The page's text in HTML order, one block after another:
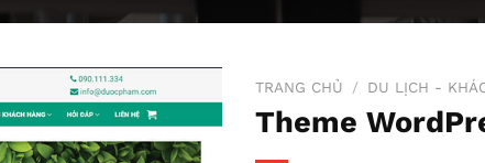
TRANG CHỦ / DU LỊCH -
Theme